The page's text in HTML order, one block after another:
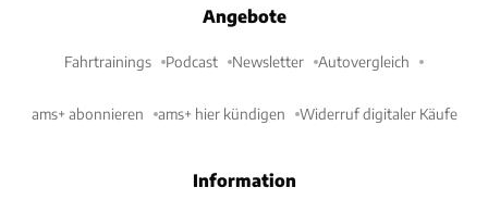
Angebote
Fahrtrainings Podcast Newsletter Autovergleich
ams+ abonnieren ams+ hier kündigen Widerruf digitaler Käufe
Information